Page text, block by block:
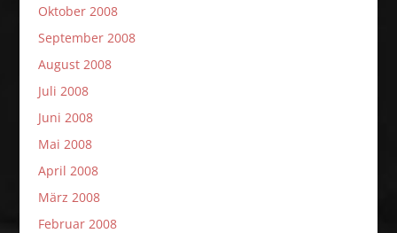
Oktober 2008
September 2008
August 2008
Juli 2008
Juni 2008
Mai 2008
April 2008
März 2008
Februar 2008